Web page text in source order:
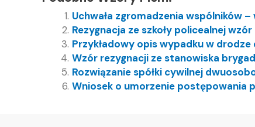
Uchwała zgromadzenia wspólników –
Rezygnacja ze szkoły policealnej wzór
Przykładowy opis wypadku w
Wzór rezygnacji ze stanowiska
Rozwiązanie spółki cywilnej
Wniosek o umorzenie postępowania